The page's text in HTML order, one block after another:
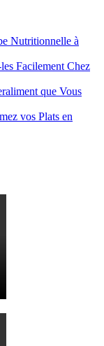
Nutritionnelle à
Facilement Chez
que Vous
vos Plats en